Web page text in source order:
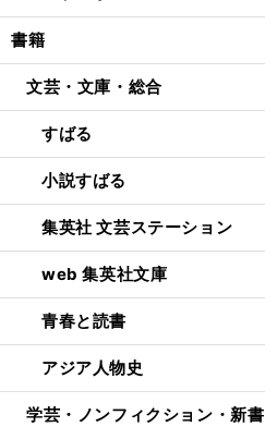
書籍
文芸・文庫・総合
すばる
小説すばる
集英社 文芸ステーション
web 集英社文庫
青春と読書
アジア人物史
学芸・ノンフィクション・新書